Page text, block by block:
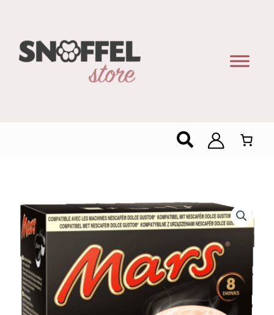
Zoeken
Mars
Chocolademelk
Dolce
Gusto
Pods
Capsules